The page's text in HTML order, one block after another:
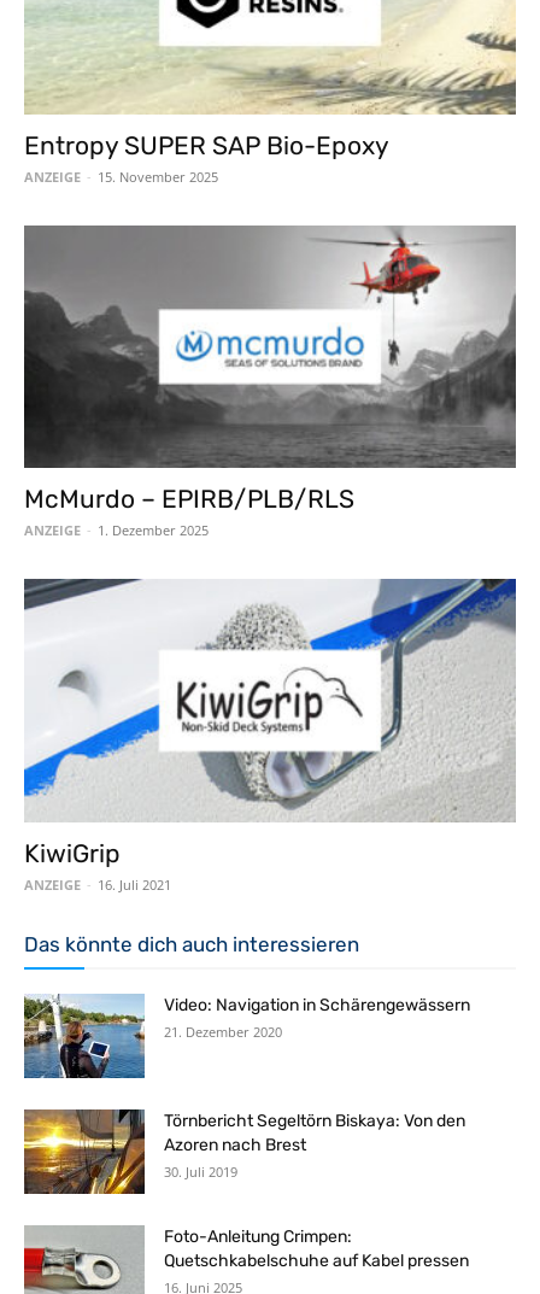
Entropy SUPER SAP Bio-Epoxy
ANZEIGE - 15. November 2025
McMurdo – EPIRB/PLB/RLS
ANZEIGE - 1. Dezember 2025
KiwiGrip
ANZEIGE - 16. Juli 2021
Das könnte dich auch interessieren
Video: Navigation in Schärengewässern
21. Dezember 2020
Törnbericht Segeltörn Biskaya: Von den
Azoren nach Brest
30. Juli 2019
Foto-Anleitung Crimpen:
Quetschkabelschuhe auf Kabel pressen
16. Juni 2025